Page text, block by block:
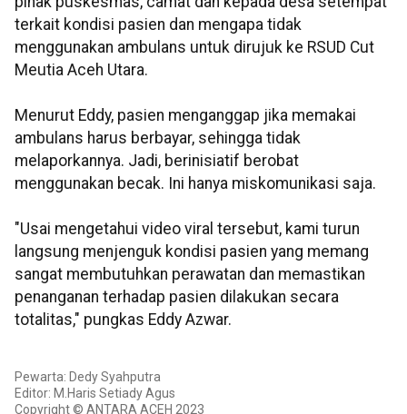
terkait kondisi pasien dan mengapa tidak
menggunakan ambulans untuk dirujuk ke RSUD Cut
Meutia Aceh Utara.
Menurut Eddy, pasien menganggap jika memakai
ambulans harus berbayar, sehingga tidak
melaporkannya. Jadi, berinisiatif berobat
menggunakan becak. Ini hanya miskomunikasi saja.
"Usai mengetahui video viral tersebut, kami turun
langsung menjenguk kondisi pasien yang memang
sangat membutuhkan perawatan dan memastikan
penanganan terhadap pasien dilakukan secara
totalitas," pungkas Eddy Azwar.
Pewarta: Dedy Syahputra
Editor: M.Haris Setiady Agus
Copyright © ANTARA ACEH 2023